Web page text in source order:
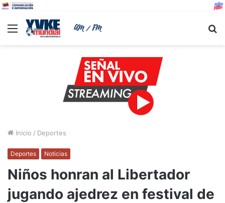
Menu
Inicio / Deportes
Deportes Noticias
Niños honran al Libertador
jugando ajedrez en festival de